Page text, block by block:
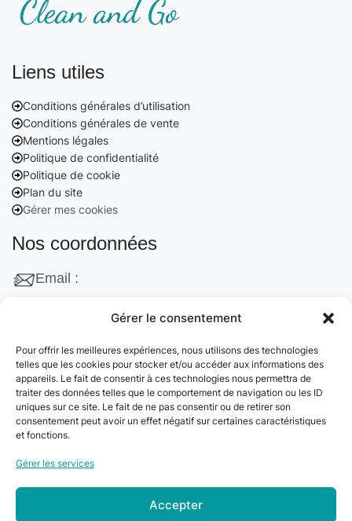
Gérer le consentement
Pour offrir les meilleures expériences, nous utilisons des technologies
telles que les cookies pour stocker et/ou accéder aux informations des
appareils. Le fait de consentir à ces technologies nous permettra de
traiter des données telles que le comportement de navigation ou les ID
uniques sur ce site. Le fait de ne pas consentir ou de retirer son
consentement peut avoir un effet négatif sur certaines caractéristiques
et fonctions.
Gérer les services
Accepter
Liens utiles
Conditions générales d’utilisation
Conditions générales de vente
Mentions légales
Politique de confidentialité
Politique de cookie
Plan du site
Gérer mes cookies
Nos coordonnées
Email :
132 Rue Edouard Vaillant, 95870 Bezons, France
Téléphone :
+33 06 22 09 56 53
+33 06 24 78 76 77